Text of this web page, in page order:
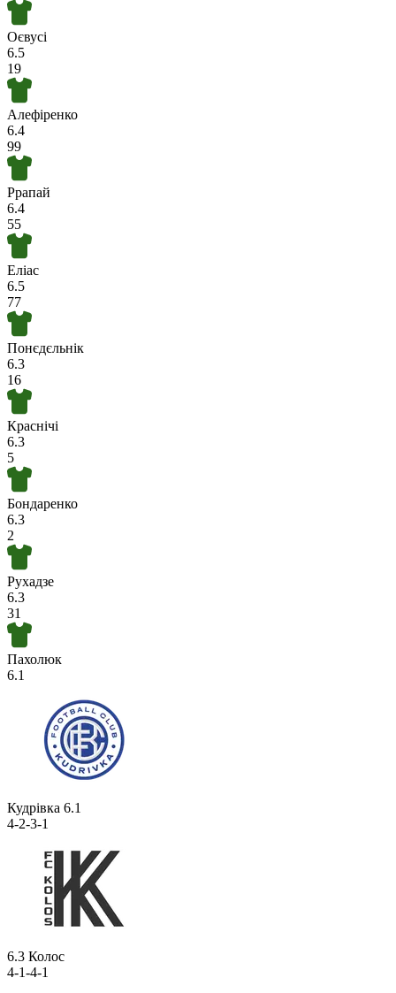
Оєвусі
6.5
19
Алефіренко
6.4
99
Ррапай
6.4
55
Еліас
6.5
77
Понєдєльнік
6.3
16
Краснічі
6.3
5
Бондаренко
6.3
2
Рухадзе
6.3
31
Пахолюк
6.1
Кудрівка 6.1
4-2-3-1
6.3 Колос
4-1-4-1